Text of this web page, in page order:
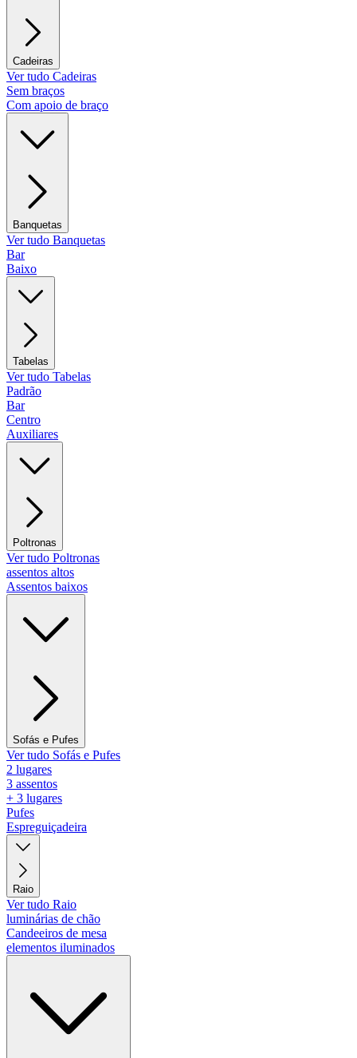
Cadeiras
Ver tudo Cadeiras
Sem braços
Com apoio de braço
Banquetas
Ver tudo Banquetas
Bar
Baixo
Tabelas
Ver tudo Tabelas
Padrão
Bar
Centro
Auxiliares
Poltronas
Ver tudo Poltronas
assentos altos
Assentos baixos
Sofás e Pufes
Ver tudo Sofás e Pufes
2 lugares
3 assentos
+ 3 lugares
Pufes
Espreguiçadeira
Raio
Ver tudo Raio
luminárias de chão
Candeeiros de mesa
elementos iluminados